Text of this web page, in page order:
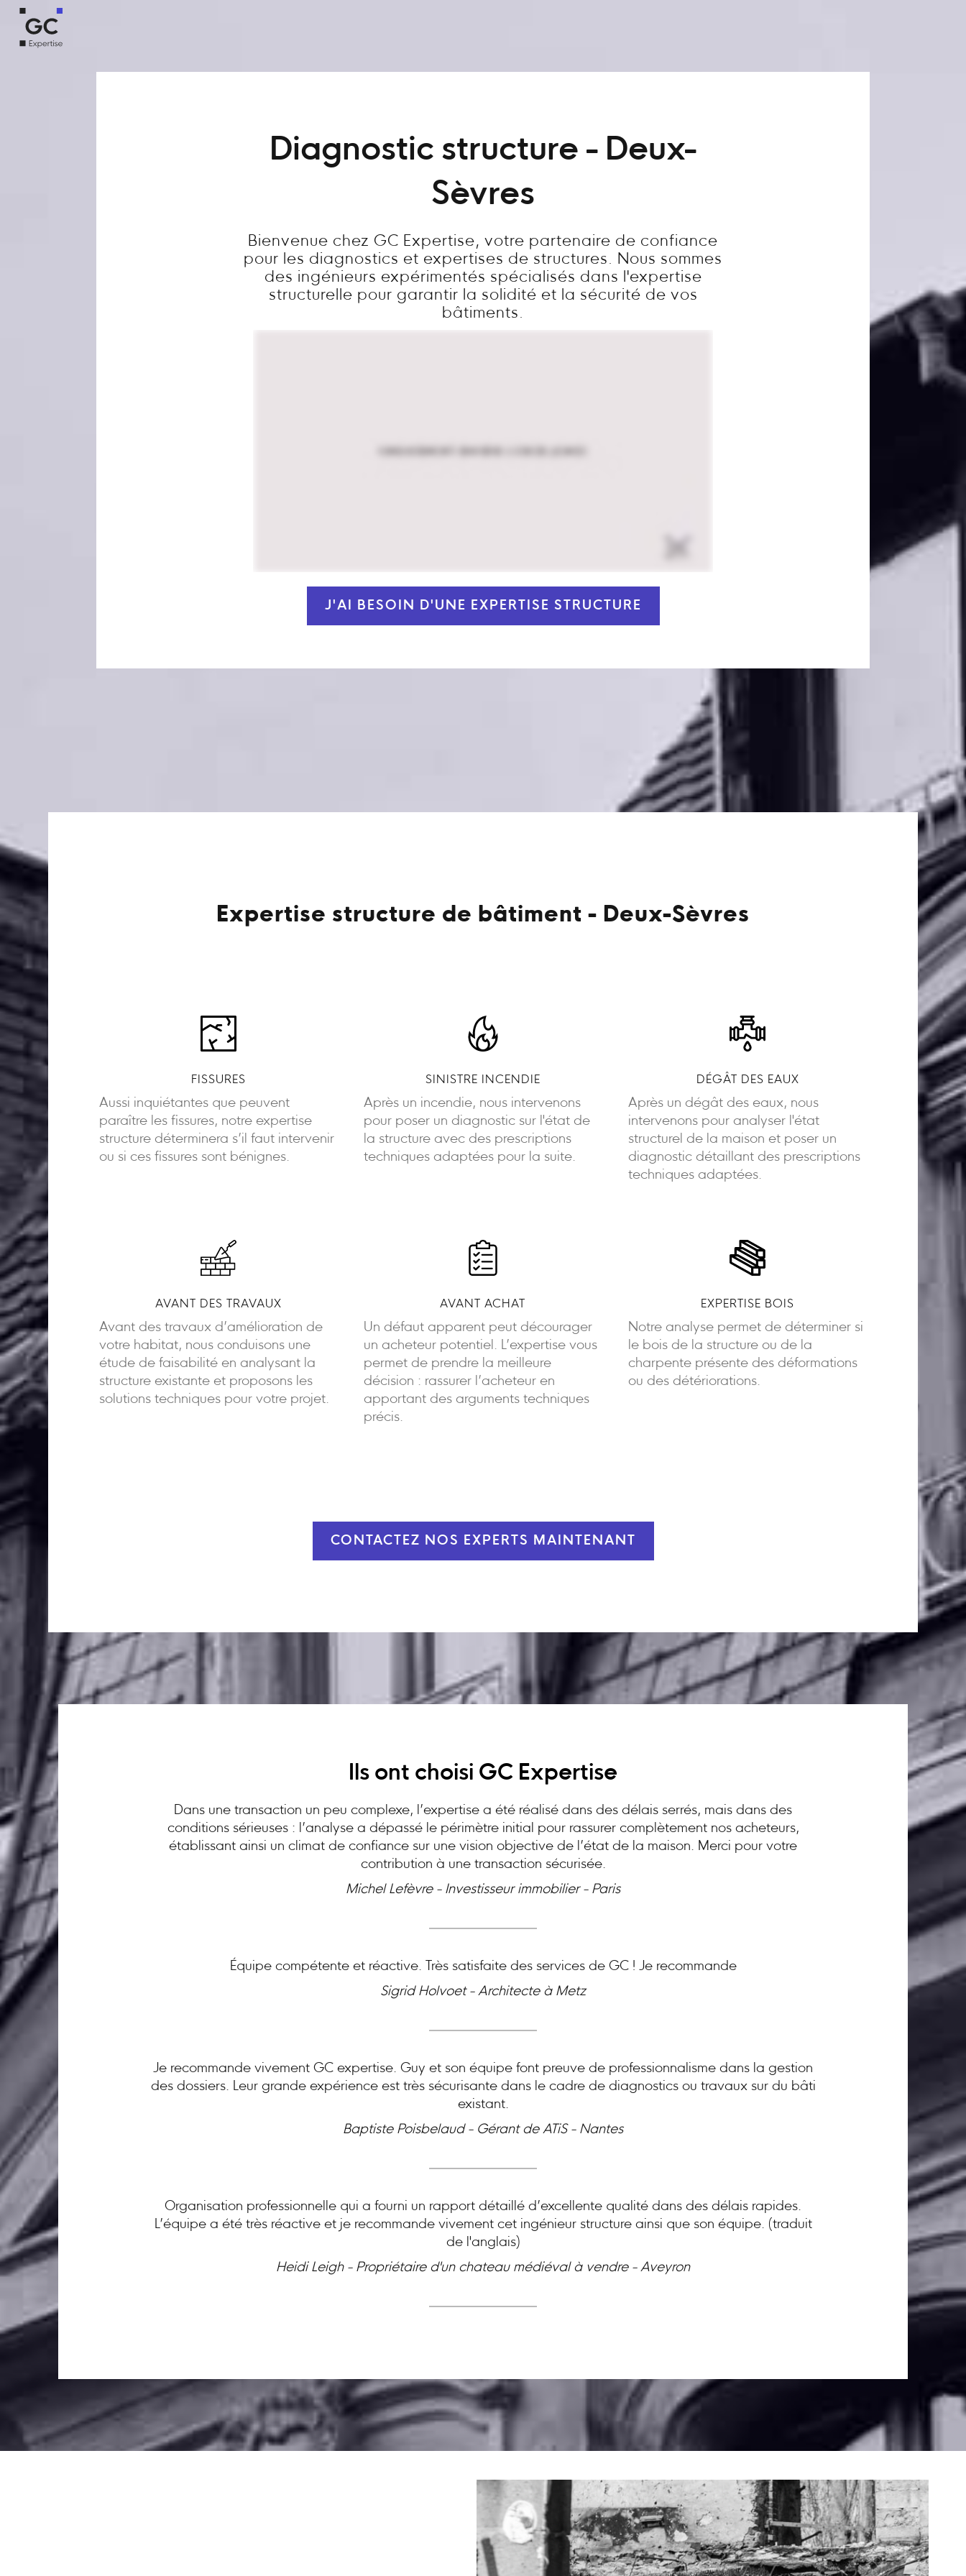
Diagnostic structure - Deux-
Sèvres
Bienvenue chez GC Expertise, votre partenaire de confiance
pour les diagnostics et expertises de structures. Nous sommes
des ingénieurs expérimentés spécialisés dans l'expertise
structurelle pour garantir la solidité et la sécurité de vos
bâtiments.
J'AI BESOIN D'UNE EXPERTISE STRUCTURE
Expertise structure de bâtiment - Deux-Sèvres
FISSURES
Aussi inquiétantes que peuvent
paraître les fissures, notre expertise
structure déterminera s’il faut intervenir
ou si ces fissures sont bénignes.
SINISTRE INCENDIE
Après un incendie, nous intervenons
pour poser un diagnostic sur l'état de
la structure avec des prescriptions
techniques adaptées pour la suite.
DÉGÂT DES EAUX
Après un dégât des eaux, nous
intervenons pour analyser l'état
structurel de la maison et poser un
diagnostic détaillant des prescriptions
techniques adaptées.
AVANT DES TRAVAUX
Avant des travaux d’amélioration de
votre habitat, nous conduisons une
étude de faisabilité en analysant la
structure existante et proposons les
solutions techniques pour votre projet.
AVANT ACHAT
Un défaut apparent peut décourager
un acheteur potentiel. L’expertise vous
permet de prendre la meilleure
décision : rassurer l’acheteur en
apportant des arguments techniques
précis.
EXPERTISE BOIS
Notre analyse permet de déterminer si
le bois de la structure ou de la
charpente présente des déformations
ou des détériorations.
CONTACTEZ NOS EXPERTS MAINTENANT
Ils ont choisi GC Expertise
Dans une transaction un peu complexe, l’expertise a été réalisé dans des délais serrés, mais dans des
conditions sérieuses : l’analyse a dépassé le périmètre initial pour rassurer complètement nos acheteurs,
établissant ainsi un climat de confiance sur une vision objective de l’état de la maison. Merci pour votre
contribution à une transaction sécurisée.
Michel Lefèvre - Investisseur immobilier - Paris
Équipe compétente et réactive. Très satisfaite des services de GC ! Je recommande
Sigrid Holvoet - Architecte à Metz
Je recommande vivement GC expertise. Guy et son équipe font preuve de professionnalisme dans la gestion
des dossiers. Leur grande expérience est très sécurisante dans le cadre de diagnostics ou travaux sur du bâti
existant.
Baptiste Poisbelaud - Gérant de ATiS - Nantes
Organisation professionnelle qui a fourni un rapport détaillé d’excellente qualité dans des délais rapides.
L’équipe a été très réactive et je recommande vivement cet ingénieur structure ainsi que son équipe. (traduit
de l'anglais)
Heidi Leigh - Propriétaire d'un chateau médiéval à vendre - Aveyron